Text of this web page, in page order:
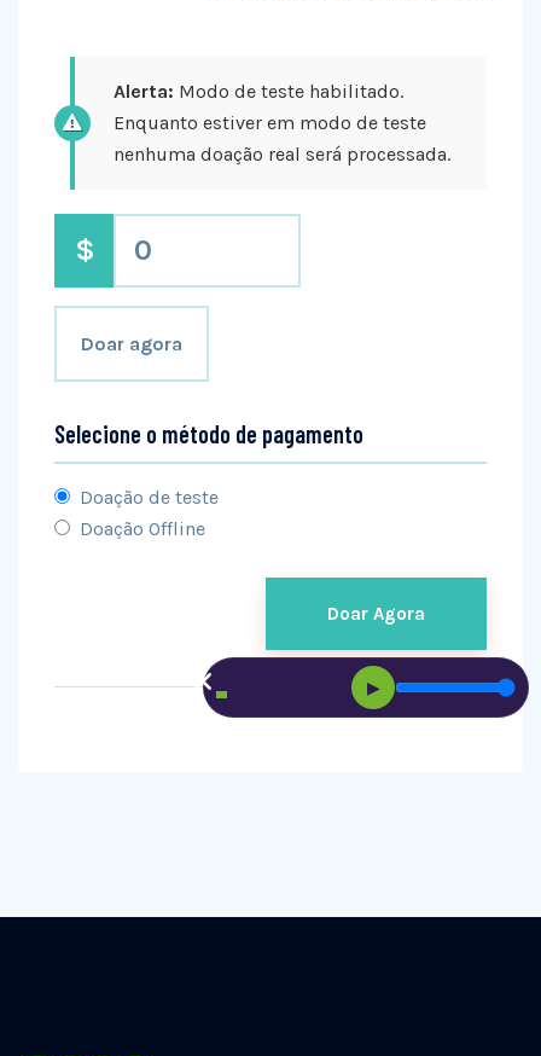
Alerta: Modo de teste habilitado.
Enquanto estiver em modo de teste
nenhuma doação real será processada.
$ 0
Doar agora
Selecione o método de pagamento
Doação de teste
Doação Offline
▶